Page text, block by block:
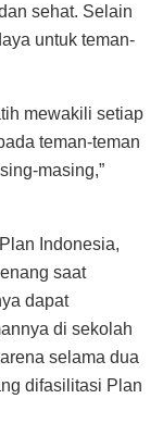
sehat. Selain
untuk teman-
mewakili setiap
teman-teman
masing,”
Indonesia,
saat
dapat
di sekolah
selama dua
difasilitasi Plan